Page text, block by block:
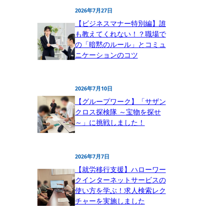
2026年7月27日
【ビジネスマナー特別編】誰
も教えてくれない！？職場で
の「暗黙のルール」とコミュ
ニケーションのコツ
2026年7月10日
【グループワーク】「サザン
クロス探検隊 ～宝物を探せ
～」に挑戦しました！
2026年7月7日
【就労移行支援】ハローワー
クインターネットサービスの
使い方を学ぶ！求人検索レク
チャーを実施しました